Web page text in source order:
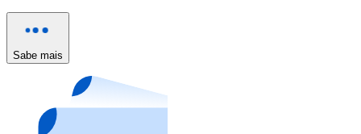
Comprar com cartão
Loja - Cartões-presente
Compre cartões-presente das suas marcas favoritas
Sabe mais